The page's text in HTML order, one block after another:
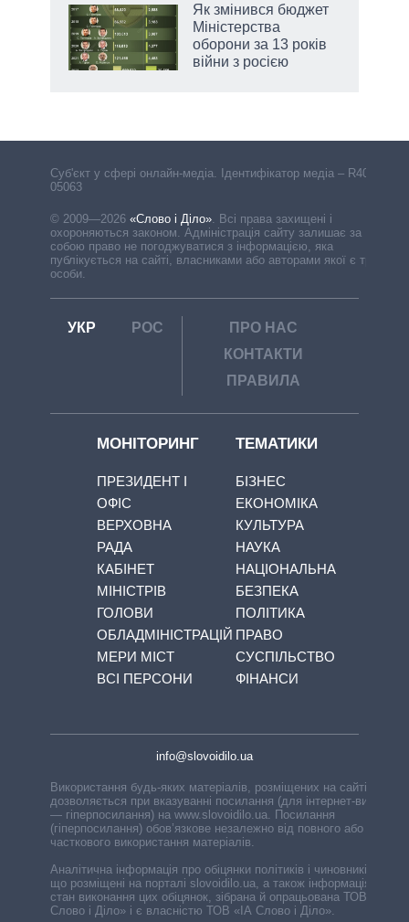
Як змінився бюджет
Міністерства
оборони за 13 років
війни з росією
Cуб'єкт у сфері онлайн-медіа. Ідентифікатор медіа – R40-
05063
© 2009—2026 «Слово і Діло» Всі права захищені і
охороняються законом. Адміністрація сайту залишає за
собою право не погоджуватися з інформацією, яка
публікується на сайті, власниками або авторами якої є треті
особи.
УКР РОС
ПРО НАС
КОНТАКТИ
ПРАВИЛА
МОНІТОРИНГ
ПРЕЗИДЕНТ І
ОФІС
ВЕРХОВНА
РАДА
КАБІНЕТ
МІНІСТРІВ
ГОЛОВИ
ОБЛАДМІНІСТРАЦІЙ
МЕРИ МІСТ
ВСІ ПЕРСОНИ
ТЕМАТИКИ
БІЗНЕС
ЕКОНОМІКА
КУЛЬТУРА
НАУКА
НАЦІОНАЛЬНА
БЕЗПЕКА
ПОЛІТИКА
ПРАВО
СУСПІЛЬСТВО
ФІНАНСИ
info@slovoidilo.ua
Використання будь-яких матеріалів, розміщених на сайті,
дозволяється при вказуванні посилання (для інтернет-видань
— гіперпосилання) на www.slovoidilo.ua. Посилання
(гіперпосилання) обов’язкове незалежно від повного або
часткового використання матеріалів.
Аналітична інформація про обіцянки політиків і чиновників,
що розміщені на порталі slovoidilo.ua, а також інформація про
стан виконання цих обіцянок, зібрана й опрацьована ТОВ «ІА
Слово і Діло» і є власністю ТОВ «ІА Слово і Діло».